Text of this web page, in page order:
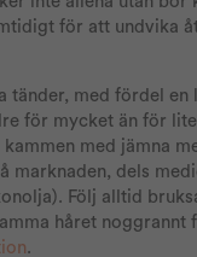
för att undvika
med fördel
för mycket än för
med jämna
marknaden, dels
Följ alltid
håret
.